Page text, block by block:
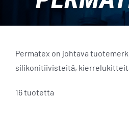
Permatex on johtava
silikonitiivisteitä,
16 tuotetta